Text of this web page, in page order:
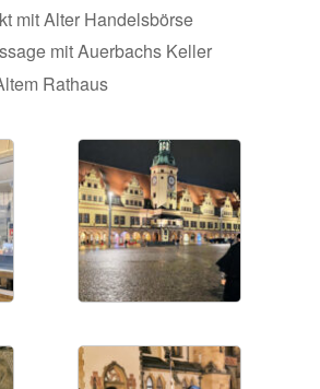
mit Alter Handelsbörse
mit Auerbachs Keller
Rathaus